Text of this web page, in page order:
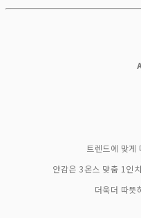
트렌드에 맞게
안감은 3온스 맞춤 1인
더욱더 따뜻